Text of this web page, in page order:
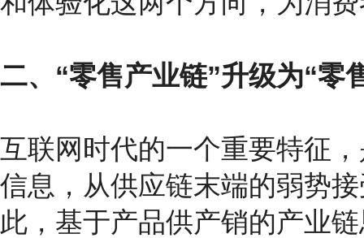
二、“零售产业链”升级为“零
互联网时代的一个重要特征
信息，从供应链末端的弱势
此，基于产品供产销的产业